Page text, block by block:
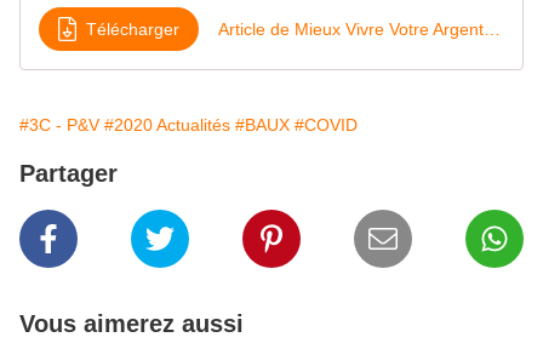
Télécharger
#3C - P&V #2020 Actualités #BAUX #COVID
Partager
Vous aimerez aussi